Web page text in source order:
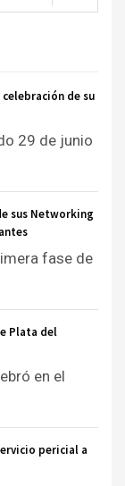
de su
29 de junio
sus Networking
fase de
Plata del
en el
pericial a